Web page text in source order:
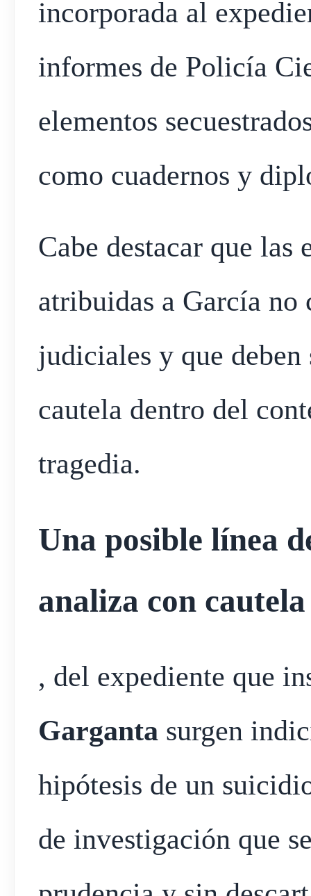
incorporada al
informes de Policía
elementos
como cuadernos y
Cabe destacar que las
atribuidas a García no
judiciales y que
cautela dentro del
tragedia.
Una posible línea
analiza con cautela
, del expediente que
Garganta surgen
hipótesis de un
de investigación que